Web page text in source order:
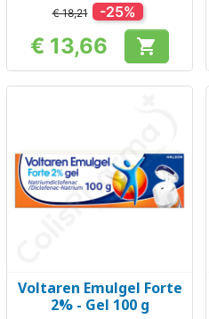
€ 18,21 -25%
Prijs
€ 13,66 
Voltaren Emulgel Forte
2% - Gel 100 g